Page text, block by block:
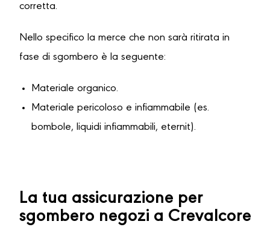
corretta.
Nello specifico la merce che non sarà ritirata in
fase di sgombero è la seguente:
Materiale organico.
Materiale pericoloso e infiammabile (es.
bombole, liquidi infiammabili, eternit).
La tua assicurazione per
sgombero negozi a Crevalcore